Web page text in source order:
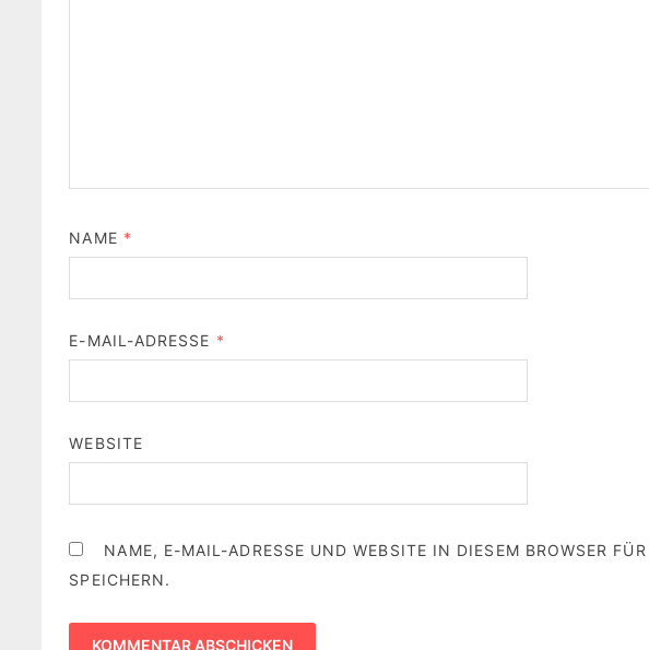
NAME *
E-MAIL-ADRESSE *
WEBSITE
NAME, E-MAIL-ADRESSE UND WEBSITE IN DIESEM BROWSER
SPEICHERN.